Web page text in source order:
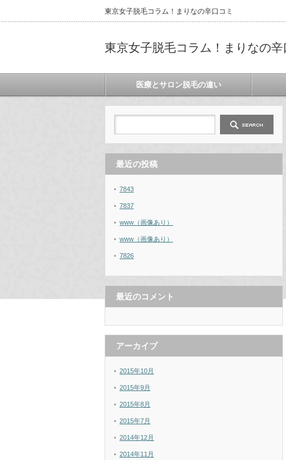
東京女子脱毛コラム！まりなの辛口コミ
東京女子脱毛コラム！まりなの辛
医療とサロン脱毛の違い
最近の投稿
7843
7837
www（画像あり）
www（画像あり）
7826
最近のコメント
アーカイブ
2015年10月
2015年9月
2015年8月
2015年7月
2014年12月
2014年11月